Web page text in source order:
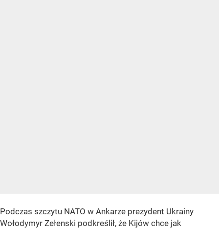
Podczas szczytu NATO w Ankarze prezydent Ukrainy
Wołodymyr Zełenski podkreślił, że Kijów chce jak